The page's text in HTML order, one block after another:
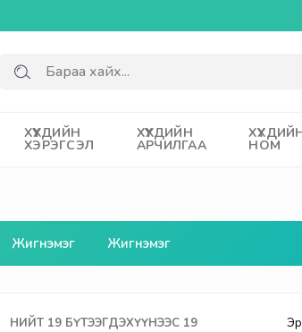
ХҮҮХДИЙН
ХЭРЭГСЭЛ
ХҮҮХДИЙН
АРЧИЛГАА НОМ
Жигнэмэг Жигнэмэг
НИЙТ 19 БҮТЭЭГДЭХҮҮНЭЭС 19